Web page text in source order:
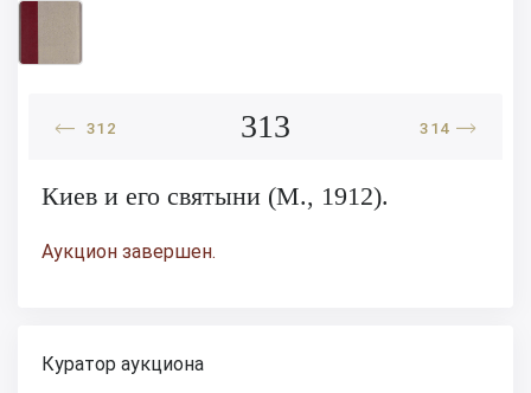
312 313 314
Киев и его святыни (М., 1912).
Аукцион завершен.
Куратор аукциона